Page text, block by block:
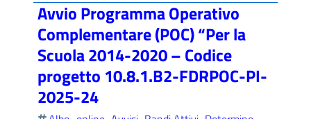
Avvio Programma Operativo
Complementare (POC) “Per la
Scuola 2014-2020 – Codice
progetto 10.8.1.B2-FDRPOC-PI-
2025-24